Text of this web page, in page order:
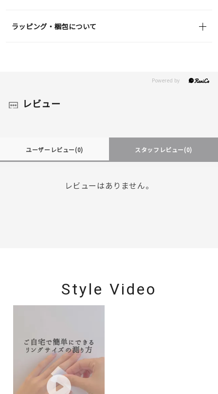
ラッピング・梱包について
レビュー
ユーザーレビュー(0) スタッフレビュー(0)
レビューはありません。
Style Video